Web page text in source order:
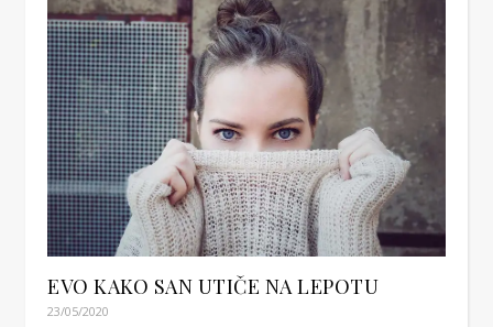
EVO KAKO SAN UTIČE NA LEPOTU
23/05/2020